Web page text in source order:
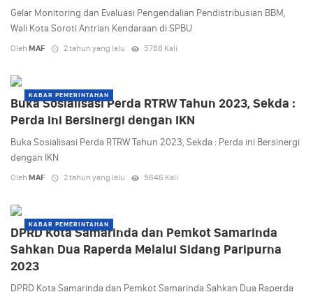
Gelar Monitoring dan Evaluasi Pengendalian Pendistribusian BBM,
Wali Kota Soroti Antrian Kendaraan di SPBU
Oleh MAF 2 tahun yang lalu 5788 Kali
KABAR PEMERINTAHAN
Buka Sosialisasi Perda RTRW Tahun 2023, Sekda :
Perda ini Bersinergi dengan IKN
Buka Sosialisasi Perda RTRW Tahun 2023, Sekda : Perda ini Bersinergi
dengan IKN
Oleh MAF 2 tahun yang lalu 5646 Kali
KABAR PEMERINTAHAN
DPRD Kota Samarinda dan Pemkot Samarinda
Sahkan Dua Raperda Melalui Sidang Paripurna
2023
DPRD Kota Samarinda dan Pemkot Samarinda Sahkan Dua Raperda